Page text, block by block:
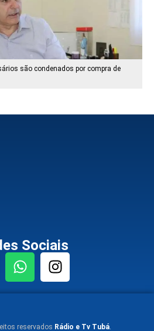
são condenados por compra de
Sociais
reservados Rádio e Tv Tubá.